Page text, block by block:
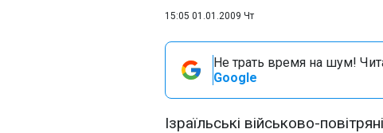
15:05 01.01.2009 Чт
Не трать время на шум!
Google
Ізраїльські військово-